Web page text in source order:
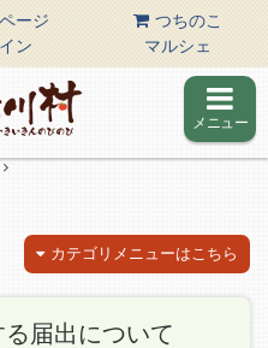
ージ
ン
つちのこ
マルシェ
式サイト
メニュー
カテゴリメニューはこちら
届出について